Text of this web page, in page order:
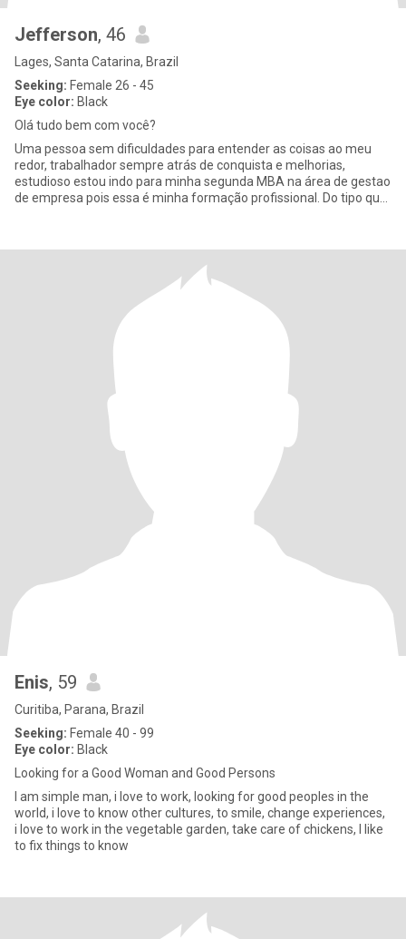
Jefferson, 46
Lages, Santa Catarina, Brazil
Seeking: Female 26 - 45
Eye color: Black
Olá tudo bem com você?
Uma pessoa sem dificuldades para entender as coisas ao meu
redor, trabalhador sempre atrás de conquista e melhorias,
estudioso estou indo para minha segunda MBA na área de gestao
de empresa pois essa é minha formação profissional. Do tipo que
Enis, 59
Curitiba, Parana, Brazil
Seeking: Female 40 - 99
Eye color: Black
Looking for a Good Woman and Good Persons
I am simple man, i love to work, looking for good peoples in the
world, i love to know other cultures, to smile, change experiences,
i love to work in the vegetable garden, take care of chickens, I like
to fix things to know